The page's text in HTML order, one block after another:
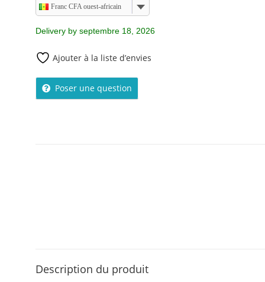
Franc CFA ouest-africain
Delivery by septembre 18, 2026
Ajouter à la liste d’envies
Poser une question
Description du produit